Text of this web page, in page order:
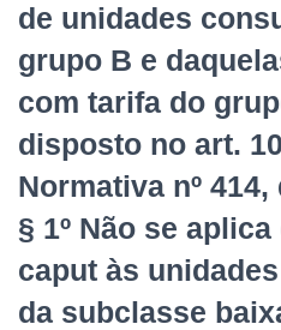
de unidades
grupo B e
com tarifa do
disposto no art.
Normativa nº 414,
§ 1º Não se
caput às
da subclasse